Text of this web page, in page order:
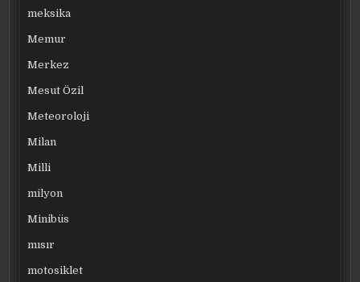
meksika
Memur
Merkez
Mesut Özil
Meteoroloji
Milan
Milli
milyon
Minibüs
mısır
motosiklet